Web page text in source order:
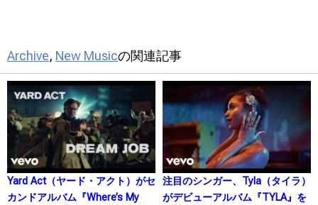
Archive, New Musicの関連記事
Yard Act（ヤード・アクト）がセ
カンドアルバム『Where’s My
注目のシンガー、Tyla（タイラ）
がデビューアルバム『TYLA』を